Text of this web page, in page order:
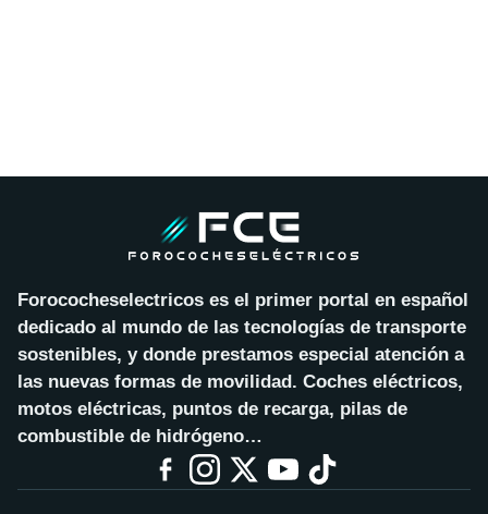
Forococheselectricos es el primer portal en español
dedicado al mundo de las tecnologías de transporte
sostenibles, y donde prestamos especial atención a
las nuevas formas de movilidad. Coches eléctricos,
motos eléctricas, puntos de recarga, pilas de
combustible de hidrógeno…